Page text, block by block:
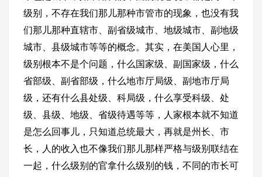
级别，不存在我们那儿那种市管市的现象，也没有我
们那儿那种直辖市、副省级城市、地级城市、副地级
城市、县级城市等等的概念。其实，在美国人心里，
级别根本不是个问题，什么国家级、副国家级，什么
省部级、副省部级，什么地市厅局级、副地市厅局
级，还有什么县处级、科局级，什么享受科级、处
级、县级、地级、省级待遇等等，人家根本就不知道
是怎么回事儿，只知道总统最大，再就是州长、市
长，人的收入也不像我们那儿那样严格与级别联结在
一起，什么级别的官拿什么级别的钱，不同的市长可